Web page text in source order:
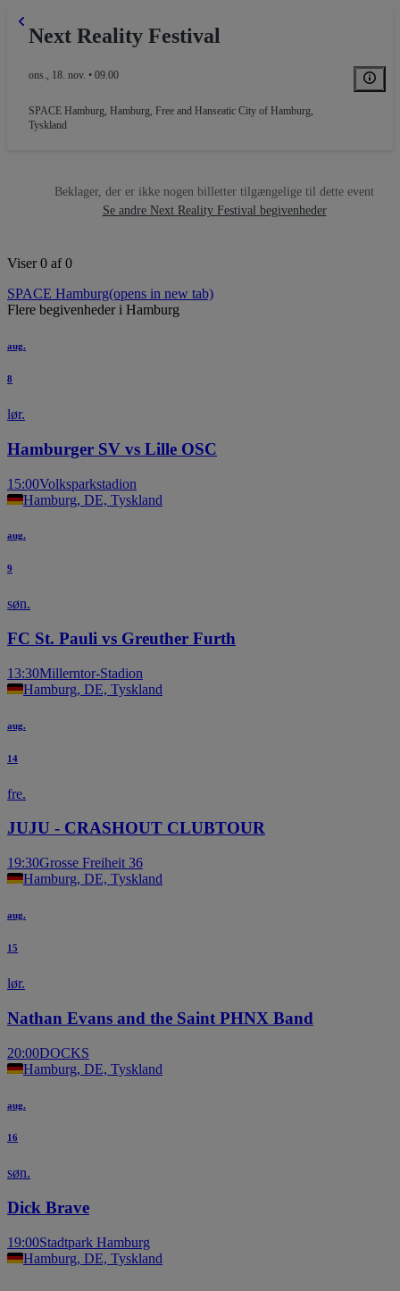
Next Reality Festival
ons., 18. nov. • 09.00
SPACE Hamburg, Hamburg, Free and Hanseatic City of Hamburg,
Tyskland
Beklager, der er ikke nogen billetter tilgængelige til dette event
Se andre Next Reality Festival begivenheder
Viser 0 af 0
SPACE Hamburg(opens in new tab)
Flere begivenheder i Hamburg
aug.
8
lør.
Hamburger SV vs Lille OSC
15:00Volksparkstadion
Hamburg, DE, Tyskland
aug.
9
søn.
FC St. Pauli vs Greuther Furth
13:30Millerntor-Stadion
Hamburg, DE, Tyskland
aug.
14
fre.
JUJU - CRASHOUT CLUBTOUR
19:30Grosse Freiheit 36
Hamburg, DE, Tyskland
aug.
15
lør.
Nathan Evans and the Saint PHNX Band
20:00DOCKS
Hamburg, DE, Tyskland
aug.
16
søn.
Dick Brave
19:00Stadtpark Hamburg
Hamburg, DE, Tyskland